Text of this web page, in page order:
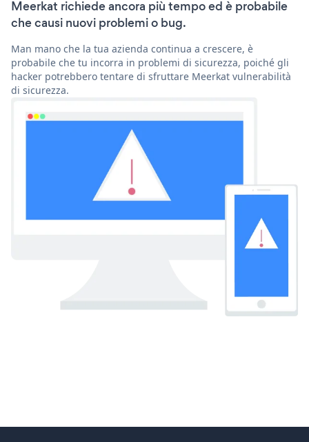
Meerkat richiede ancora più tempo ed è probabile
che causi nuovi problemi o bug.
Man mano che la tua azienda continua a crescere, è
probabile che tu incorra in problemi di sicurezza, poiché gli
hacker potrebbero tentare di sfruttare Meerkat vulnerabilità
di sicurezza.